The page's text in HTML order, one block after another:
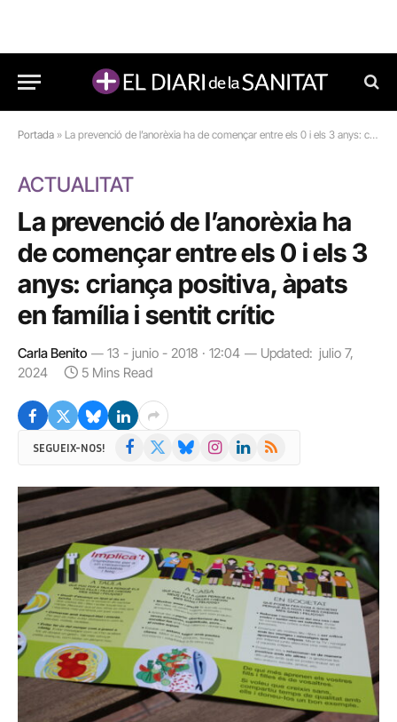
Portada » La prevenció de l’anorèxia ha de començar entre els 0 i els 3 anys: criança positiva, àpats en família i sentit crític
ACTUALITAT
La prevenció de l’anorèxia ha
de començar entre els 0 i els 3
anys: criança positiva, àpats
en família i sentit crític
Carla Benito 13 - junio - 2018 · 12:04 Updated: julio 7,
2024
5 Mins Read
SEGUEIX-NOS! Facebook BlueskyInstagramLinkedIn
RSS